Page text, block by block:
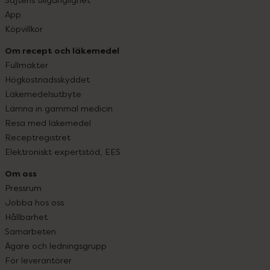
App
Köpvillkor
Om recept och läkemedel
Fullmakter
Högkostnadsskyddet
Läkemedelsutbyte
Lämna in gammal medicin
Resa med läkemedel
Receptregistret
Elektroniskt expertstöd, EES
Om oss
Pressrum
Jobba hos oss
Hållbarhet
Samarbeten
Ägare och ledningsgrupp
För leverantörer